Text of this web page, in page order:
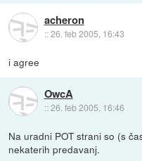
acheron
::26. feb 2005, 16:43
i agree
OwcA
::26. feb 2005, 16:46
Na uradni POT strani so (s
nekaterih predavanj.